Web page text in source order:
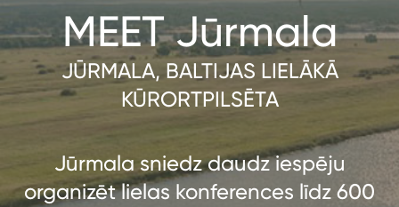
MEET Jūrmala
JŪRMALA, BALTIJAS LIELĀKĀ
KŪRORTPILSĒTA
Jūrmala sniedz daudz iespēju
organizēt lielas konferences līdz 600